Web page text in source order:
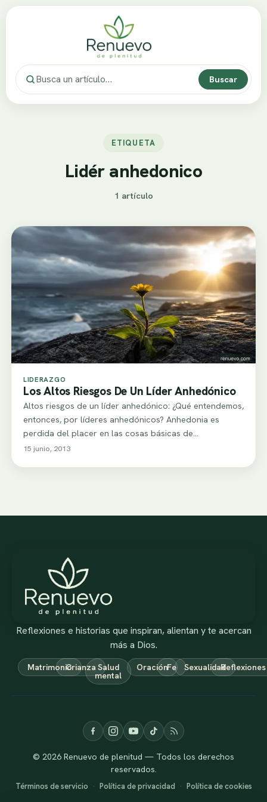
Buscar
ETIQUETA
Lidér anhedonico
1 artículo
LIDERAZGO
Los Altos Riesgos De Un Líder Anhedónico
Altos riesgos de un líder anhedónico: ¿Qué entendemos,
entonces, por líderes anhedónicos? Anhedonia es
perdida del placer en las cosas básicas de…
15 junio, 2013
Reflexiones e historias que inspiran, alientan y te acercan
más a Dios.
MatrimonioCrianza Salud
mental
OraciónFe SexualidadReflexiones
© 2026 Renuevo de plenitud — Todos los derechos
reservados.
Términos de servicio · Política de privacidad · Política de cookies